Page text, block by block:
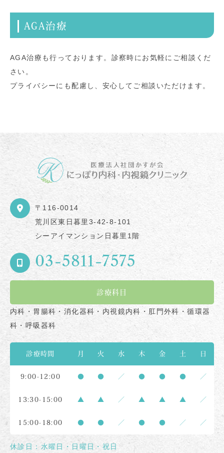
AGA治療
AGA治療も行っております。診察時にお気軽にご相談くだ
さい。
プライバシーにも配慮し、安心してご相談いただけます。
〒116-0014
荒川区東日暮里3-42-8-101
シーアイマンション日暮里1階
03-5811-7575
診療科目
内科・胃腸科・消化器科・内視鏡内科・肛門外科・循環器
科・呼吸器科
診療時間 月 火 水 木 金 土 日
9:00-12:00 ● ● ／ ● ● ● ／
13:30-15:00 ▲ ▲ ／ ▲ ▲ ▲ ／
15:00-18:00 ● ● ／ ● ● ／ ／
休診日：水曜日・日曜日・祝日